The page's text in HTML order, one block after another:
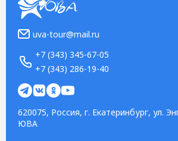
uva-tour@mail.ru
+7 (343) 345-67-05
+7 (343) 286-19-40
620075, Россия, г. Екатеринбург, ул.
ЮВА